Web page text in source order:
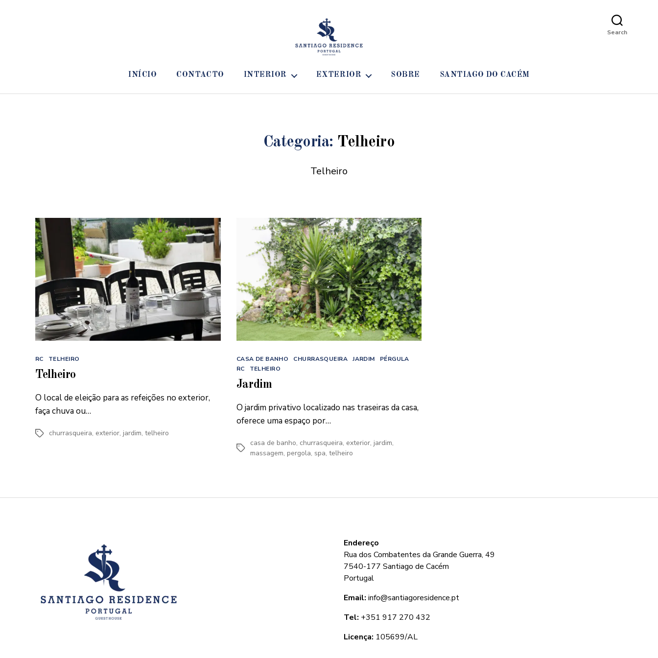
Residence
House
INÍCIO CONTACTO INTERIOR EXTERIOR SOBRE SANTIAGO DO CACÉM
Search
Categoria: Telheiro
Telheiro
Categorias
RC TELHEIRO
Telheiro
O local de eleição para as refeições no exterior,
faça chuva ou…
Etiquetaschurrasqueira, exterior, jardim, telheiro
Categorias
CASA DE BANHO CHURRASQUEIRA JARDIM
PÉRGULA
RC
TELHEIRO
Jardim
O jardim privativo localizado nas traseiras da casa,
oferece uma espaço por…
Etiquetas
casa de banho, churrasqueira, exterior, jardim,
massagem, pergola, spa, telheiro
Endereço
Rua dos Combatentes da Grande Guerra, 49
7540-177 Santiago de Cacém
Portugal
Email: info@santiagoresidence.pt
Tel: +351 917 270 432
Licença: 105699/AL